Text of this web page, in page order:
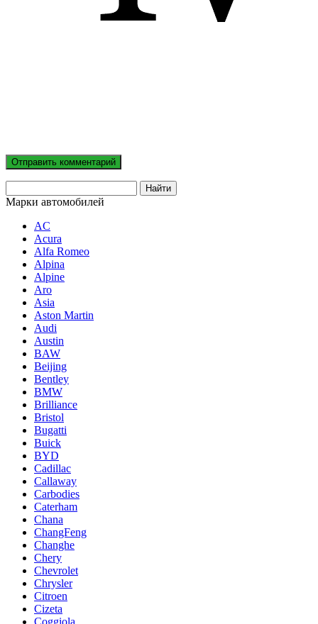
Марки автомобилей
AC
Acura
Alfa Romeo
Alpina
Alpine
Aro
Asia
Aston Martin
Audi
Austin
BAW
Beijing
Bentley
BMW
Brilliance
Bristol
Bugatti
Buick
BYD
Cadillac
Callaway
Carbodies
Caterham
Chana
ChangFeng
Changhe
Chery
Chevrolet
Chrysler
Citroen
Cizeta